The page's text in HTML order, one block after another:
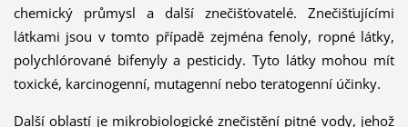
chemický průmysl a další znečišťovatelé. Znečišťujícími
látkami jsou v tomto případě zejména fenoly, ropné látky,
polychlórované bifenyly a pesticidy. Tyto látky mohou mít
toxické, karcinogenní, mutagenní nebo teratogenní účinky.
Další oblastí je mikrobiologické znečistění pitné vody, jehož